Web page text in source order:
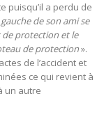
puisqu’il a perdu de
de son ami se
de protection et le
de protection».
de l’accident et
ce qui revient à
un autre